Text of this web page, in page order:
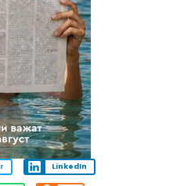
LinkedIn